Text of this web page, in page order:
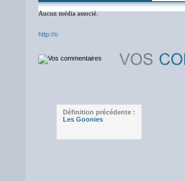
Aucun média associé.
http://o
Définition précédente :
Les Goonies